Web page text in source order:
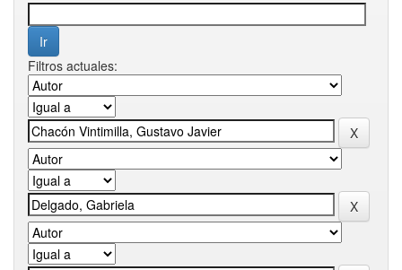
Filtros actuales: